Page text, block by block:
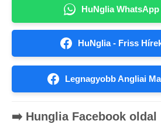
HuNglia
HuNglia - Friss
Legnagyobb Angliai
➡️ Hunglia Facebook oldal